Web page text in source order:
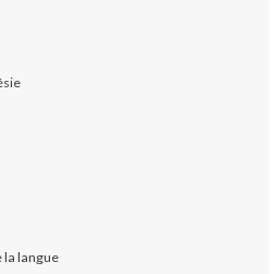
la langue